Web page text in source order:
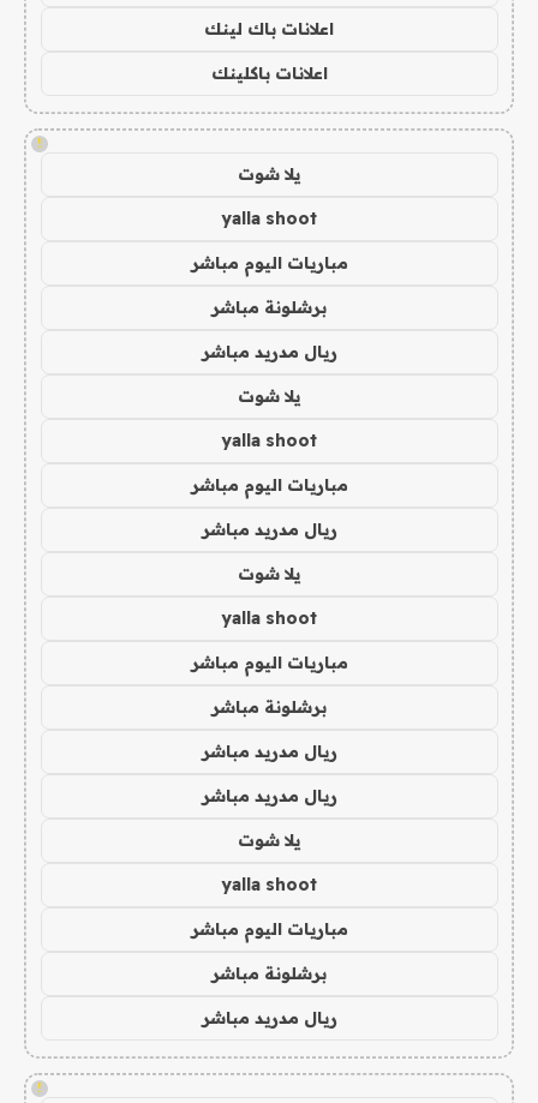
اعلانات باك لينك
اعلانات باكلينك
!
يلا شوت
yalla shoot
مباريات اليوم مباشر
برشلونة مباشر
ريال مدريد مباشر
يلا شوت
yalla shoot
مباريات اليوم مباشر
ريال مدريد مباشر
يلا شوت
yalla shoot
مباريات اليوم مباشر
برشلونة مباشر
ريال مدريد مباشر
ريال مدريد مباشر
يلا شوت
yalla shoot
مباريات اليوم مباشر
برشلونة مباشر
ريال مدريد مباشر
!